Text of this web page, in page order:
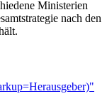
Ministerien
nach den